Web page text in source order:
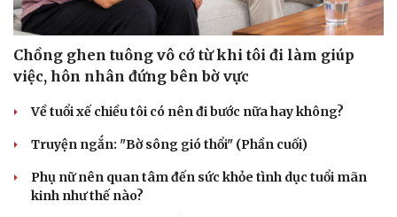
Chồng ghen tuông vô cớ từ khi tôi đi làm giúp
việc, hôn nhân đứng bên bờ vực
Về tuổi xế chiều tôi có nên đi bước nữa hay không?
Truyện ngắn: "Bờ sông gió thổi" (Phần cuối)
Phụ nữ nên quan tâm đến sức khỏe tình dục tuổi mãn
kinh như thế nào?